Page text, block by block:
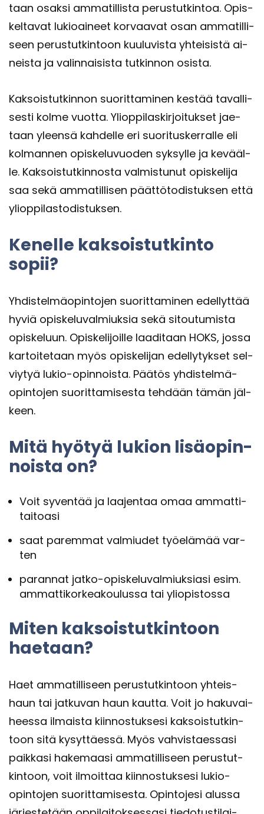
taan osak­si am­ma­til­lis­ta pe­rus­tut­kin­toa. Opis­
kel­ta­vat lu­kio­ai­neet kor­vaa­vat osan am­ma­til­li­
seen pe­rus­tut­kin­toon kuu­lu­vis­ta yh­tei­sis­tä ai­
neis­ta ja va­lin­nai­sis­ta tut­kin­non osis­ta.
Kak­sois­tut­kin­non suo­rit­ta­mi­nen kes­tää ta­val­li­
ses­ti kolme vuot­ta. Yli­op­pi­las­kir­joi­tuk­set jae­
taan yleen­sä kah­del­le eri suo­ri­tus­ker­ral­le eli
kol­man­nen opis­ke­lu­vuo­den syk­syl­le ja ke­vääl­
le. Kak­sois­tut­kin­nos­ta val­mis­tu­nut opis­ke­li­ja
saa sekä am­ma­til­li­sen päät­tö­to­dis­tuk­sen että
yli­op­pi­las­to­dis­tuk­sen.
Ke­nel­le kak­sois­tut­kin­to
sopii?
Yh­dis­tel­mä­opin­to­jen suo­rit­ta­mi­nen edel­lyt­tää
hyviä opis­ke­lu­val­miuk­sia sekä si­tou­tu­mis­ta
opis­ke­luun. Opis­ke­li­joil­le laa­di­taan HOKS, jossa
kar­toi­te­taan myös opis­ke­li­jan edel­ly­tyk­set sel­
viy­tyä lukio-​opinnoista. Pää­tös yh­dis­tel­mä­
opin­to­jen suo­rit­ta­mi­ses­ta teh­dään tämän jäl­
keen.
Mitä hyö­tyä lu­kion li­sä­opin­
nois­ta on?
Voit sy­ven­tää ja laa­jen­taa omaa am­mat­ti­
tai­toa­si
saat pa­rem­mat val­miu­det työ­elä­mää var­
ten
pa­ran­nat jatko-​opiskeluvalmiuksiasi esim.
am­mat­ti­kor­kea­kou­lus­sa tai yli­opis­tos­sa
Miten kak­sois­tut­kin­toon
hae­taan?
Haet am­ma­til­li­seen pe­rus­tut­kin­toon yh­teis­
haun tai jat­ku­van haun kaut­ta. Voit jo ha­ku­vai­
hees­sa il­mais­ta kiin­nos­tuk­se­si kak­sois­tut­kin­
toon sitä ky­syt­täes­sä. Myös vah­vis­taes­sa­si
paik­ka­si ha­ke­maa­si am­ma­til­li­seen pe­rus­tut­
kin­toon, voit il­moit­taa kiin­nos­tuk­se­si lukio-​
opintojen suo­rit­ta­mi­ses­ta. Opin­to­je­si alus­sa